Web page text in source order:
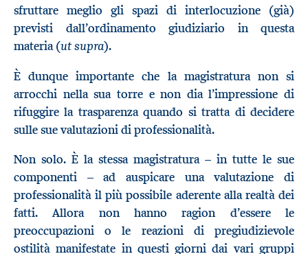
sfruttare meglio gli spazi di interlocuzione (già)
previsti dall’ordinamento giudiziario in questa
materia (ut supra).
È dunque importante che la magistratura non si
arrocchi nella sua torre e non dia l’impressione di
rifuggire la trasparenza quando si tratta di decidere
sulle sue valutazioni di professionalità.
Non solo. È la stessa magistratura – in tutte le sue
componenti – ad auspicare una valutazione di
professionalità il più possibile aderente alla realtà dei
fatti. Allora non hanno ragion d’essere le
preoccupazioni o le reazioni di pregiudizievole
ostilità manifestate in questi giorni dai vari gruppi